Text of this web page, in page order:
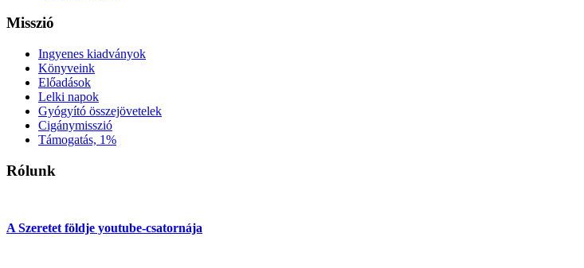
Misszió
Ingyenes kiadványok
Könyveink
Előadások
Lelki napok
Gyógyító összejövetelek
Cigánymisszió
Támogatás, 1%
Rólunk
A Szeretet földje youtube-csatornája